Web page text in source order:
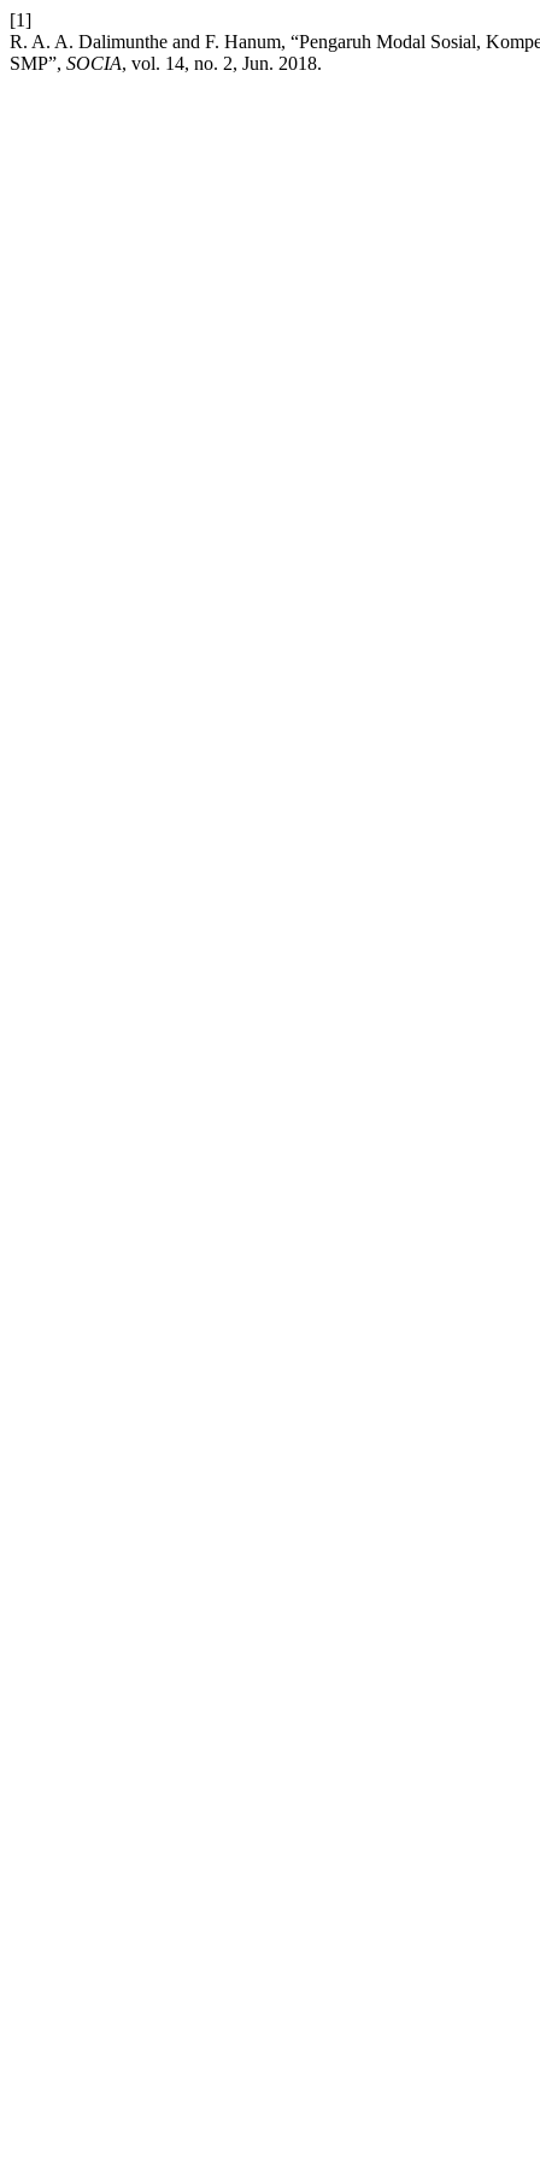
[1]
R. A. A. Dalimunthe and F. Hanum, “Pengaruh Modal Sosial,
SMP”, SOCIA, vol. 14, no. 2, Jun. 2018.